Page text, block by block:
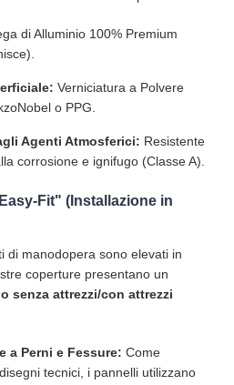
di Alluminio 100% Premium
Verniciatura a Polvere
o PPG.
Agenti Atmosferici: Resistente
corrosione e ignifugo (Classe A).
Fit" (Installazione in
di manodopera sono elevati in
coperture presentano un
senza attrezzi/con attrezzi
a Perni e Fessure: Come
tecnici, i pannelli utilizzano